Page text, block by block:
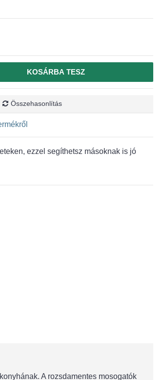
KOSÁRBA TESZ
Összehasonlítás
ezzel segíthetsz másoknak is jó
A rozsdamentes mosogatók